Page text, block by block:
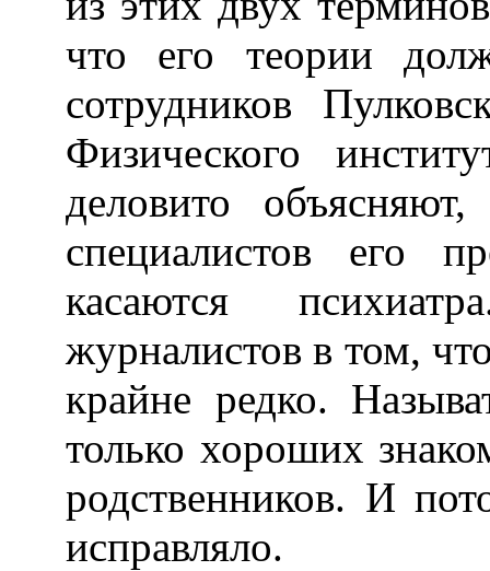
что его теории
сотрудников
Физического
деловито
специалистов его
касаются
журналистов в том,
крайне редко.
только хороших
родственников. И
исправляло.